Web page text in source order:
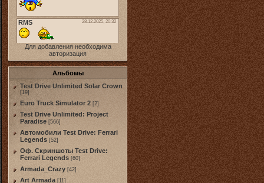
Для добавления необходима
авторизация
Альбомы
Test Drive Unlimited Solar Crown
[19]
Euro Truck Simulator 2 [2]
Test Drive Unlimited: Project
Paradise [566]
Автомобили Test Drive: Ferrari
Legends [52]
Оф. Скриншоты Test Drive:
Ferrari Legends [60]
Armada_Crazy [42]
Art Armada [11]